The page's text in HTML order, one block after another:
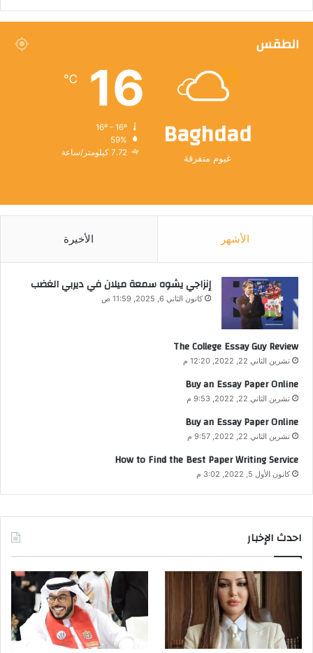
الطقس
Baghdad
غيوم متفرقة
16
℃
59%
7.72 كيلومتر/ساعة
الأشهر الأخيرة
إنزاجي يشوه سمعة ميلان في ديربي الغضب
كانون الثاني 6, 2025, 11:59 ص
The College Essay Guy Review
تشرين الثاني 22, 2022, 12:20 م
Buy an Essay Paper Online
تشرين الثاني 22, 2022, 9:53 م
Buy an Essay Paper Online
تشرين الثاني 22, 2022, 9:57 م
How to Find the Best Paper Writing Service
كانون الأول 5, 2022, 3:02 م
احدث الإخبار